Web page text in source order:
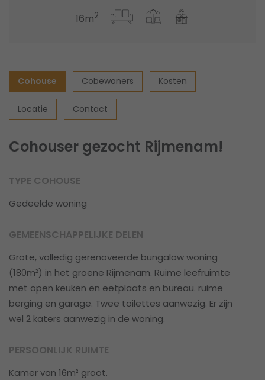
16m2
Cohouse Cobewoners Kosten
Locatie Contact
Cohouser gezocht Rijmenam!
TYPE COHOUSE
Gedeelde woning
GEMEENSCHAPPELIJKE DELEN
Grote, volledig gerenoveerde bungalow woning
(180m²) in het groene Rijmenam. Ruime leefruimte
met open keuken en eetplaats en bureau. ruime
berging en garage. Twee toilettes aanwezig. Er zijn
wel 2 katers aanwezig in de woning.
PERSOONLIJK RUIMTE
Kamer van 16m² groot.